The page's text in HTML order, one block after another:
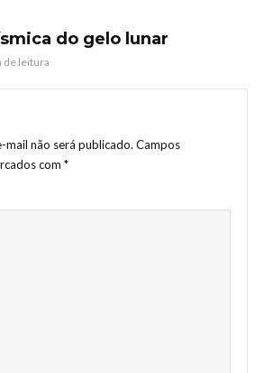
do gelo lunar
de leitura
mail não será publicado. Campos
com *